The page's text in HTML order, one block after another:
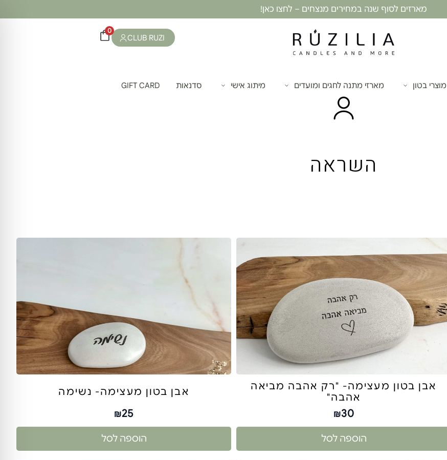
מארזים לסוף שנה במחירים מנצחים – לחצו כאן!
CLUB RUZI
0
מוצרי בטון מארזי מתנה לחגים ומועדים מיתוג אישי סדנאות GIFT CARD
השראה
אבן בטון מעצימה- "רק אהבה מביאה
אהבה"
₪30
הוספה לסל
אבן בטון מעצימה- נשימה
₪25
הוספה לסל